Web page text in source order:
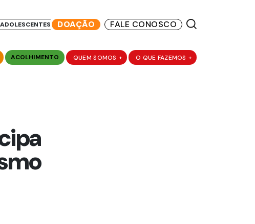
DOAÇÃO FALE CONOSCO
ACOLHIMENTO QUEM SOMOS + O QUE FAZEMOS +